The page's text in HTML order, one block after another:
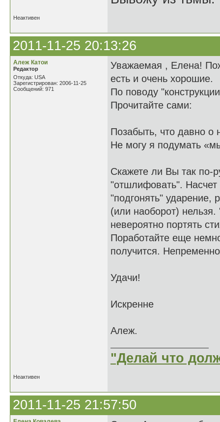
Неактивен
2011-11-25 20:13:26
Алеж Катои
Редактор
Откуда: USA
Зарегистрирован: 2006-11-25
Сообщений: 971
Уважаемая , Елена!
есть и очень хорошие.
По поводу
Прочитайте сами:
Позабыть, что давно о
Не могу я подумать
Скажете ли Вы так по-
"отшлифовать".
"подгонять" ударение,
(или наоборот) нельзя.
невероятно портять
Поработайте еще
получится.
Удачи!
Искренне
Алеж.
"Делай что
Неактивен
2011-11-25 21:57:50